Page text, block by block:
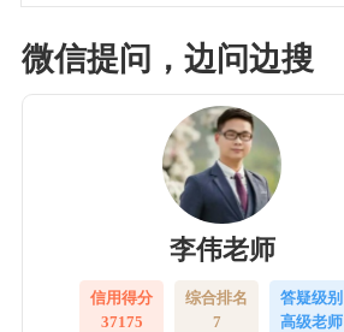
微信提问，边问边搜
李伟老师
信用得分
37175
综合排名
7
答疑级别
高级老师